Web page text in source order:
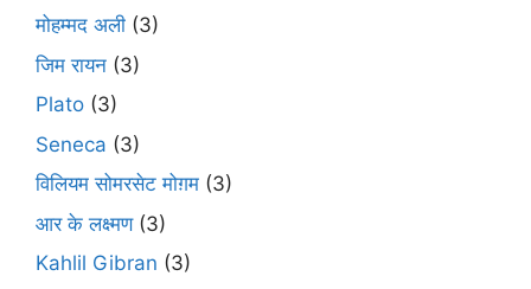
मोहम्मद अली (3)
जिम रायन (3)
Plato (3)
Seneca (3)
विलियम सोमरसेट मोग़म (3)
आर के लक्ष्मण(3)
Kahlil Gibran (3)